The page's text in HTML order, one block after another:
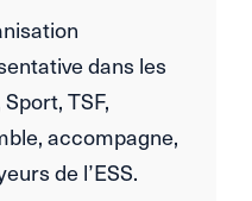
dans les
TSF,
accompagne,
de l’ESS.